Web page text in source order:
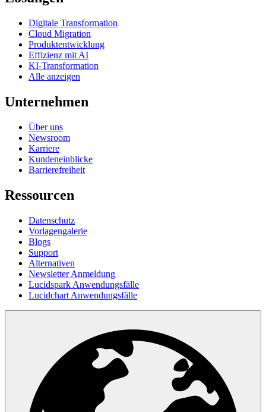
Digitale Transformation
Cloud Migration
Produktentwicklung
Effizienz mit AI
KI-Transformation
Alle anzeigen
Unternehmen
Über uns
Newsroom
Karriere
Kundeneinblicke
Barrierefreiheit
Ressourcen
Datenschutz
Vorlagengalerie
Blogs
Support
Alternativen
Newsletter Anmeldung
Lucidspark Anwendungsfälle
Lucidchart Anwendungsfälle